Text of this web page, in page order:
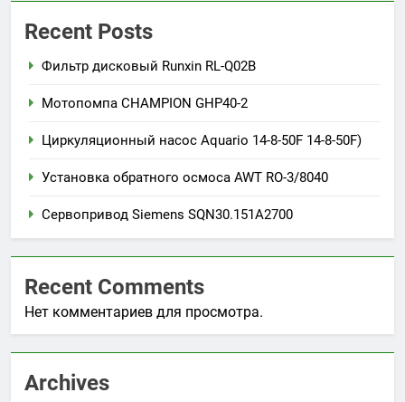
Recent Posts
Фильтр дисковый Runxin RL-Q02B
Мотопомпа CHAMPION GHP40-2
Циркуляционный насос Aquario 14-8-50F 14-8-50F)
Установка обратного осмоса AWT RO-3/8040
Сервопривод Siemens SQN30.151A2700
Recent Comments
Нет комментариев для просмотра.
Archives